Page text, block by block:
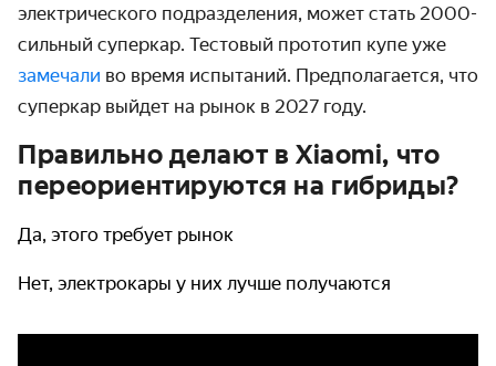
электрического подразделения, может стать 2000-
сильный суперкар. Тестовый прототип купе уже
замечали во время испытаний. Предполагается, что
суперкар выйдет на рынок в 2027 году.
Правильно делают в Xiaomi, что
переориентируются на гибриды?
Да, этого требует рынок
Нет, электрокары у них лучше получаются